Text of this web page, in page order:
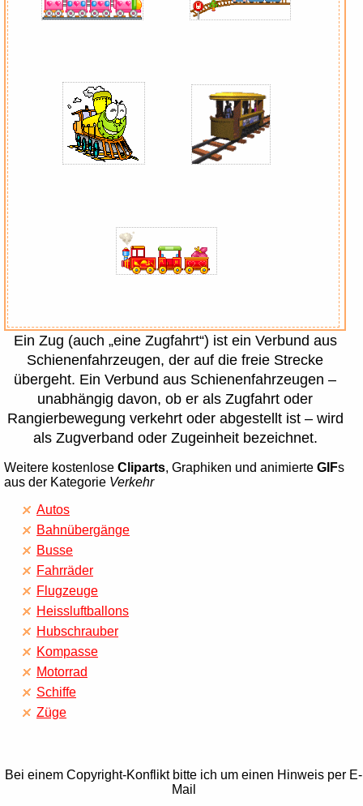
Ein Zug (auch „eine Zugfahrt“) ist ein Verbund aus
Schienenfahrzeugen, der auf die freie Strecke
übergeht. Ein Verbund aus Schienenfahrzeugen –
unabhängig davon, ob er als Zugfahrt oder
Rangierbewegung verkehrt oder abgestellt ist – wird
als Zugverband oder Zugeinheit bezeichnet.
Weitere kostenlose Cliparts, Graphiken und animierte GIFs
aus der Kategorie Verkehr
Autos
Bahnübergänge
Busse
Fahrräder
Flugzeuge
Heissluftballons
Hubschrauber
Kompasse
Motorrad
Schiffe
Züge
Bei einem Copyright-Konflikt bitte ich um einen Hinweis per E-
Mail